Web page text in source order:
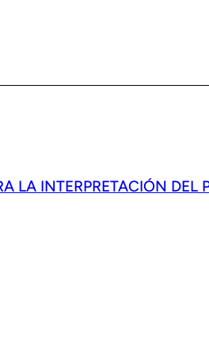
LA INTERPRETACIÓN DEL